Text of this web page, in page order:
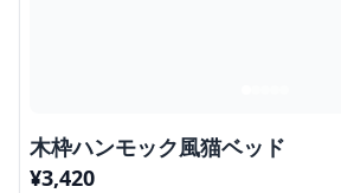
木枠ハンモック風猫ベッド
¥3,420